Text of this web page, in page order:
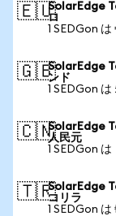
🇪🇺SolarEdge
ロ
1 SEDGon
🇬🇧SolarEdge
ンド
1 SEDGon
🇨🇳SolarEdge
人民元
1 SEDGon は
🇹🇷SolarEdge
コリラ
1 SEDGon は